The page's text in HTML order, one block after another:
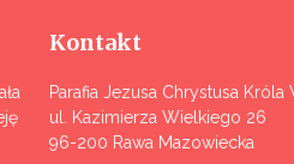
Kontakt
Parafia Jezusa Chrystusa Króla
ul. Kazimierza Wielkiego 26
96-200 Rawa Mazowiecka